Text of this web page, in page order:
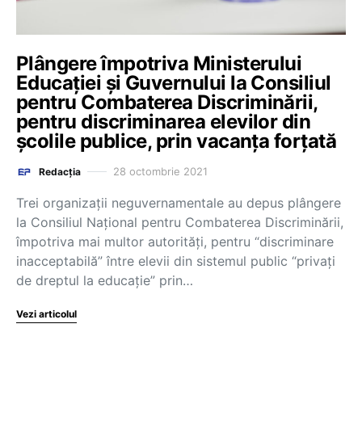
Plângere împotriva Ministerului
Educației și Guvernului la Consiliul
pentru Combaterea Discriminării,
pentru discriminarea elevilor din
școlile publice, prin vacanța forțată
Redacția 28 octombrie 2021
Trei organizații neguvernamentale au depus plângere
la Consiliul Național pentru Combaterea Discriminării,
împotriva mai multor autorități, pentru “discriminare
inacceptabilă” între elevii din sistemul public “privați
de dreptul la educație” prin…
Vezi articolul